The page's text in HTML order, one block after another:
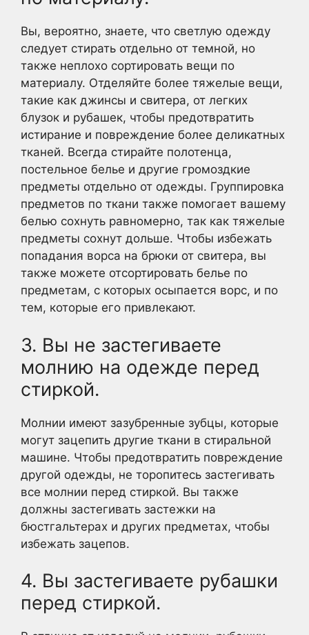
Вы, вероятно, знаете, что светлую одежду
следует стирать отдельно от темной, но
также неплохо сортировать вещи по
материалу. Отделяйте более тяжелые вещи,
такие как джинсы и свитера, от легких
блузок и рубашек, чтобы предотвратить
истирание и повреждение более деликатных
тканей. Всегда стирайте полотенца,
постельное белье и другие громоздкие
предметы отдельно от одежды. Группировка
предметов по ткани также помогает вашему
белью сохнуть равномерно, так как тяжелые
предметы сохнут дольше. Чтобы избежать
попадания ворса на брюки от свитера, вы
также можете отсортировать белье по
предметам, с которых осыпается ворс, и по
тем, которые его привлекают.
3. Вы не застегиваете
молнию на одежде перед
стиркой.
Молнии имеют зазубренные зубцы, которые
могут зацепить другие ткани в стиральной
машине. Чтобы предотвратить повреждение
другой одежды, не торопитесь застегивать
все молнии перед стиркой. Вы также
должны застегивать застежки на
бюстгальтерах и других предметах, чтобы
избежать зацепов.
4. Вы застегиваете рубашки
перед стиркой.